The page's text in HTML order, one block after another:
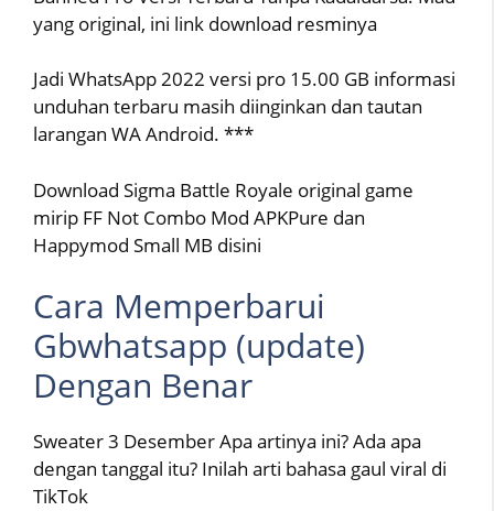
yang original, ini link download resminya
Jadi WhatsApp 2022 versi pro 15.00 GB informasi
unduhan terbaru masih diinginkan dan tautan
larangan WA Android. ***
Download Sigma Battle Royale original game
mirip FF Not Combo Mod APKPure dan
Happymod Small MB disini
Cara Memperbarui
Gbwhatsapp (update)
Dengan Benar
Sweater 3 Desember Apa artinya ini? Ada apa
dengan tanggal itu? Inilah arti bahasa gaul viral di
TikTok